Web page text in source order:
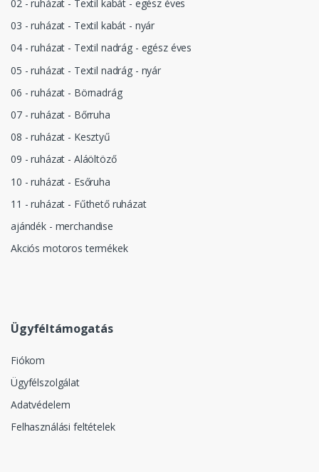
02 - ruházat - Textil kabát - egész éves
03 - ruházat - Textil kabát - nyár
04 - ruházat - Textil nadrág - egész éves
05 - ruházat - Textil nadrág - nyár
06 - ruházat - Börnadrág
07 - ruházat - Bőrruha
08 - ruházat - Kesztyű
09 - ruházat - Aláöltöző
10 - ruházat - Esőruha
11 - ruházat - Fűthető ruházat
ajándék - merchandise
Akciós motoros termékek
Ügyféltámogatás
Fiókom
Ügyfélszolgálat
Adatvédelem
Felhasználási feltételek